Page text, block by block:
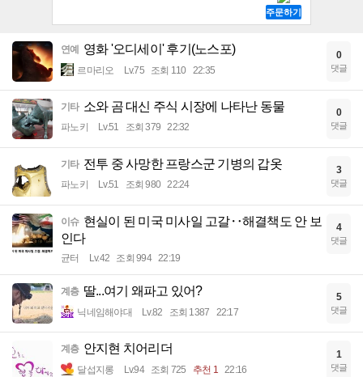
연예 영화 '오디세이' 후기(노스포)
르마리오 Lv.75 조회 110 22:35
0
댓글
기타 소와 곰 대신 주식 시장에 나타난 동물
파노키 Lv.51 조회 379 22:32
0
댓글
기타 전투 중 사망한 프랑스군 기병의 갑옷
파노키 Lv.51 조회 980 22:24
3
댓글
이슈 현실이 된 미국 미사일 고갈‥해결책도 안 보
인다
균터 Lv.42 조회 994 22:19
4
댓글
계층 딸...여기 왜파고 있어?
닉네임해야대 Lv.82 조회 1387 22:17
5
댓글
계층 안지현 치어리더
달섭지롱 Lv.94 조회 725 추천 1 22:16
1
댓글